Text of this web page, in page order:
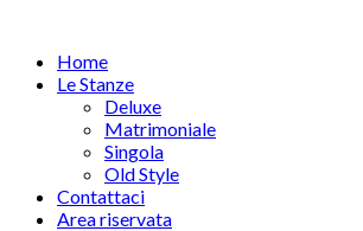
Home
Le Stanze
Deluxe
Matrimoniale
Singola
Old Style
Contattaci
Area riservata